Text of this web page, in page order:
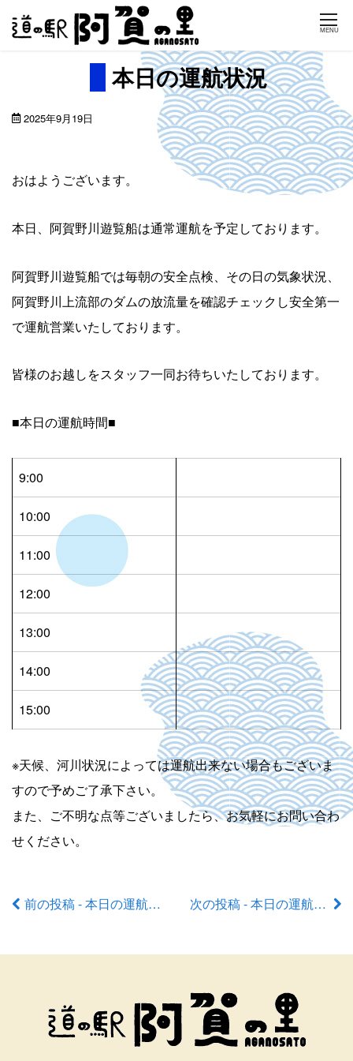
Skip
MENU
本日の運航状況
2025年9月19日
おはようございます。
本日、阿賀野川遊覧船は通常運航を予定しております。
阿賀野川遊覧船では毎朝の安全点検、その日の気象状況、
阿賀野川上流部のダムの放流量を確認チェックし安全第一
で運航営業いたしております。
皆様のお越しをスタッフ一同お待ちいたしております。
■本日の運航時間■
9:00
10:00
11:00
12:00
13:00
14:00
15:00
※天候、河川状況によっては運航出来ない場合もございま
すので予めご了承下さい。
また、ご不明な点等ございましたら、お気軽にお問い合わ
せください。
前前の投稿 - 本日の運航状況 次の投稿 - 本日の運航状況